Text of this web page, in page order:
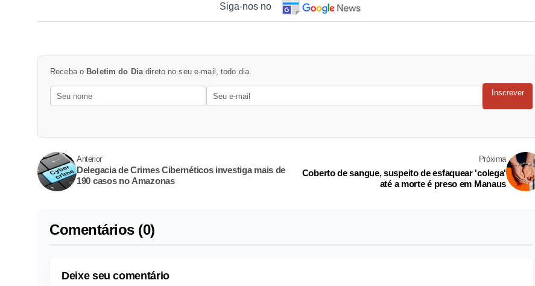
Siga-nos no
Receba o Boletim do Dia direto no seu e-mail, todo dia.
Inscrever
Anterior
Delegacia de Crimes Cibernéticos investiga mais de
190 casos no Amazonas
Próxima
Coberto de sangue, suspeito de esfaquear 'colega'
até a morte é preso em Manaus
Comentários (0)
Deixe seu comentário